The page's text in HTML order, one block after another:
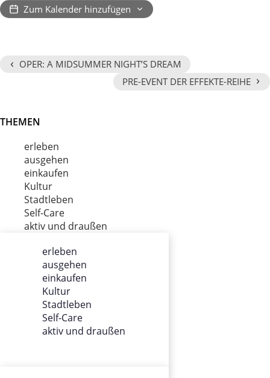
Zum Kalender hinzufügen
‹ OPER: A MIDSUMMER NIGHT’S DREAM
PRE-EVENT DER EFFEKTE-REIHE ›
THEMEN
erleben
ausgehen
einkaufen
Kultur
Stadtleben
Self-Care
aktiv und draußen
erleben
ausgehen
einkaufen
Kultur
Stadtleben
Self-Care
aktiv und draußen
ÜBER UNS
Impressum
Datenschutz
Gewinnspiel
Werbung